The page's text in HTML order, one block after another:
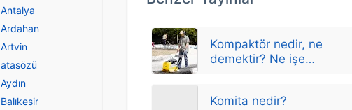
Kompaktör nedir, ne
demektir? Ne işe
yarar?
Komita nedir?
Antalya
Ardahan
Artvin
atasözü
Aydın
Balıkesir